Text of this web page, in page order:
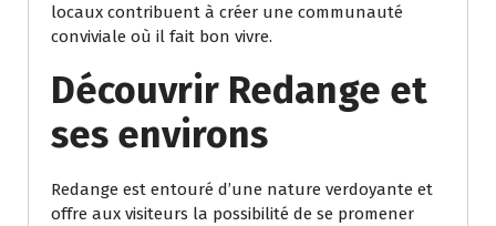
locaux contribuent à créer une communauté
conviviale où il fait bon vivre.
Découvrir Redange et
ses environs
Redange est entouré d’une nature verdoyante et
offre aux visiteurs la possibilité de se promener